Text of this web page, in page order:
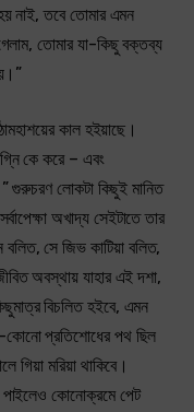
নাই, তবে তোমার এমন
তোমার যা-কিছু বক্তব্য
কাল হইয়াছে।
কে করে – এবং
গুরুচরণ লোকটা কিছুই মানিত
অখাদ্য সেইটাতে তার
সে জিভ কাটিয়া বলিত,
অবস্থায় যাহার এই দশা,
বিচলিত হইবে, এমন
প্রতিশোধের পথ ছিল
গিয়া মরিয়া থাকিবে।
পাইলেও কোনোক্রমে পেট